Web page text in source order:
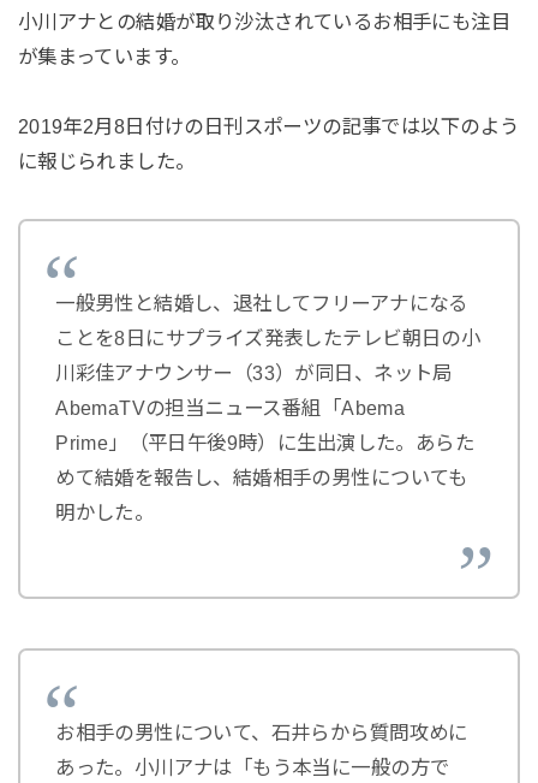
小川アナとの結婚が取り沙汰されているお相手にも注目
が集まっています。
2019年2月8日付けの日刊スポーツの記事では以下のよう
に報じられました。
一般男性と結婚し、退社してフリーアナになる
ことを8日にサプライズ発表したテレビ朝日の小
川彩佳アナウンサー（33）が同日、ネット局
AbemaTVの担当ニュース番組「Abema
Prime」（平日午後9時）に生出演した。あらた
めて結婚を報告し、結婚相手の男性についても
明かした。
お相手の男性について、石井らから質問攻めに
あった。小川アナは「もう本当に一般の方で